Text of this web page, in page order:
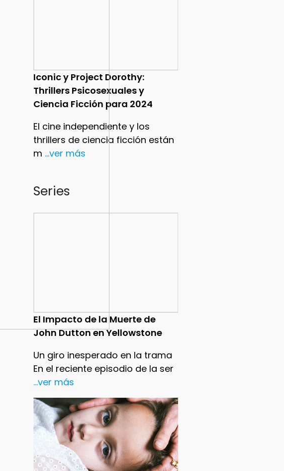
Iconic y Project Dorothy:
Thrillers Psicosexuales y
Ciencia Ficción para 2024
El cine independiente y los
thrillers de ciencia ficción están
m ...ver más
Series
El Impacto de la Muerte de
John Dutton en Yellowstone
Un giro inesperado en la trama
En el reciente episodio de la ser
...ver más